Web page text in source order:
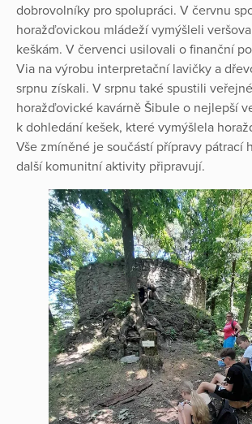
dobrovolníky pro spolupráci. V červnu
horažďovickou mládeží vymýšleli
keškám. V červenci usilovali o finanční
Via na výrobu interpretační lavičky a
srpnu získali. V srpnu také spustili
horažďovické kavárně Šibule o nejlepší
k dohledání kešek, které vymýšlela
Vše zmíněné je součástí přípravy pátrací
další komunitní aktivity připravují.